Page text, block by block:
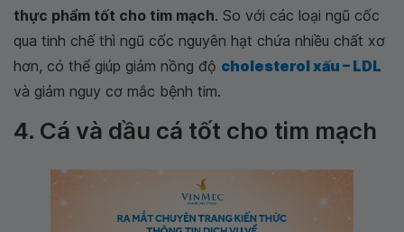
thực phẩm tốt cho tim mạch. So với các loại ngũ cốc
qua tinh chế thì ngũ cốc nguyên hạt chứa nhiều chất xơ
hơn, có thể giúp giảm nồng độ cholesterol xấu – LDL
và giảm nguy cơ mắc bệnh tim.
4. Cá và dầu cá tốt cho tim mạch